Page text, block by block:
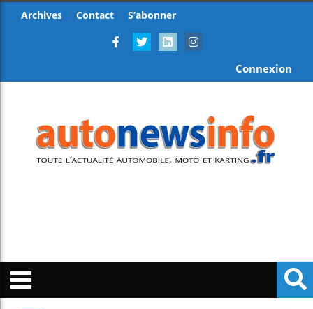
Archives Contact S’abonner
Connexion